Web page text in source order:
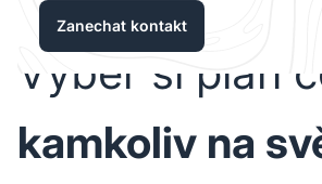
Zanechat kontakt
Vyber si plán
kamkoliv na